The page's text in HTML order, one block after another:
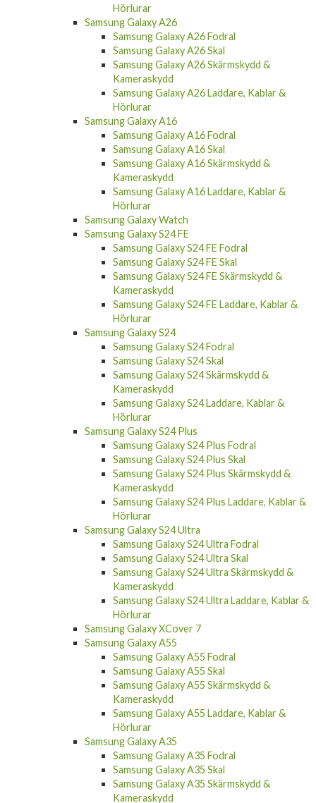
Hörlurar
Samsung Galaxy A26
Samsung Galaxy A26 Fodral
Samsung Galaxy A26 Skal
Samsung Galaxy A26 Skärmskydd &
Kameraskydd
Samsung Galaxy A26 Laddare, Kablar &
Hörlurar
Samsung Galaxy A16
Samsung Galaxy A16 Fodral
Samsung Galaxy A16 Skal
Samsung Galaxy A16 Skärmskydd &
Kameraskydd
Samsung Galaxy A16 Laddare, Kablar &
Hörlurar
Samsung Galaxy Watch
Samsung Galaxy S24 FE
Samsung Galaxy S24 FE Fodral
Samsung Galaxy S24 FE Skal
Samsung Galaxy S24 FE Skärmskydd &
Kameraskydd
Samsung Galaxy S24 FE Laddare, Kablar &
Hörlurar
Samsung Galaxy S24
Samsung Galaxy S24 Fodral
Samsung Galaxy S24 Skal
Samsung Galaxy S24 Skärmskydd &
Kameraskydd
Samsung Galaxy S24 Laddare, Kablar &
Hörlurar
Samsung Galaxy S24 Plus
Samsung Galaxy S24 Plus Fodral
Samsung Galaxy S24 Plus Skal
Samsung Galaxy S24 Plus Skärmskydd &
Kameraskydd
Samsung Galaxy S24 Plus Laddare, Kablar &
Hörlurar
Samsung Galaxy S24 Ultra
Samsung Galaxy S24 Ultra Fodral
Samsung Galaxy S24 Ultra Skal
Samsung Galaxy S24 Ultra Skärmskydd &
Kameraskydd
Samsung Galaxy S24 Ultra Laddare, Kablar &
Hörlurar
Samsung Galaxy XCover 7
Samsung Galaxy A55
Samsung Galaxy A55 Fodral
Samsung Galaxy A55 Skal
Samsung Galaxy A55 Skärmskydd &
Kameraskydd
Samsung Galaxy A55 Laddare, Kablar &
Hörlurar
Samsung Galaxy A35
Samsung Galaxy A35 Fodral
Samsung Galaxy A35 Skal
Samsung Galaxy A35 Skärmskydd &
Kameraskydd